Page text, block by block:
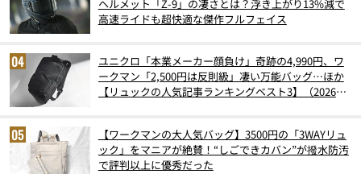
ヘルメット「Z-9」の凄さとは？浮き上がり13%減で
高速ライドも超快適な傑作フルフェイス
ユニクロ「本業メーカー顔負け」奇跡の4,990円、ワ
ークマン「2,500円は反則級」凄い万能バッグ…ほか
【リュックの人気記事ランキングベスト3】（2026年
【ワークマンの大人気バッグ】3500円の「3WAYリュ
ック」をマニアが絶賛！“しごできカバン”が撥水防汚
で評判以上に優秀だった